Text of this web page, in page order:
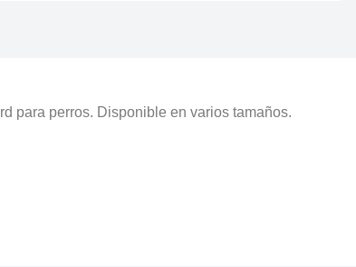
para perros. Disponible en varios tamaños.